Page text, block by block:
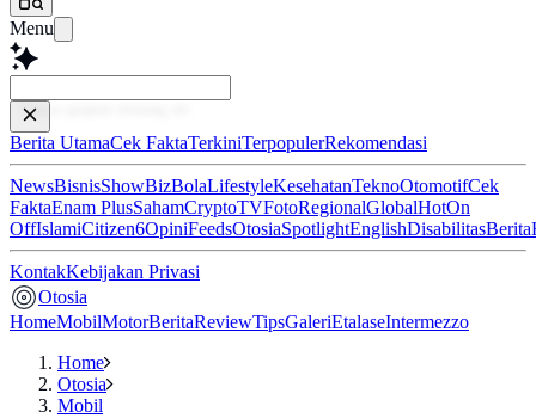
Menu
Baca le
Berita UtamaCek FaktaTerkiniTerpopulerRekomendasi
NewsBisnisShowBizBolaLifestyleKesehatanTeknoOtomotifCek
FaktaEnam PlusSahamCryptoTVFotoRegionalGlobalHotOn
OffIslamiCitizen6OpiniFeedsOtosiaSpotlightEnglishDisabilitasBerita
KontakKebijakan Privasi
Otosia
HomeMobilMotorBeritaReviewTipsGaleriEtalaseIntermezzo
Home
Otosia
Mobil